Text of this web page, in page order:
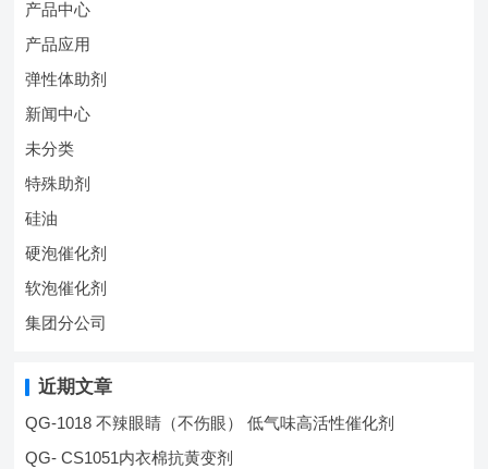
产品中心
产品应用
弹性体助剂
新闻中心
未分类
特殊助剂
硅油
硬泡催化剂
软泡催化剂
集团分公司
近期文章
QG-1018 不辣眼睛（不伤眼） 低气味高活性催化剂
QG- CS1051内衣棉抗黄变剂